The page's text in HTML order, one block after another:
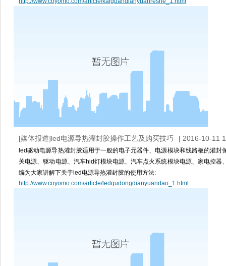
[媒体报道]led电源导热灌封胶操作工艺及购买技巧 [ 2016-10-11
led驱动电源导热灌封胶适用于一般的电子元器件、电源模块和线路板的灌封
关电源、驱动电源、汽车hid灯模块电源、汽车点火系统模块电源、家电控器
编为大家讲解下关于led电源导热灌封胶的使用方法:
http://www.coyomo.com/article/ledqudongdianyuandao_1.html